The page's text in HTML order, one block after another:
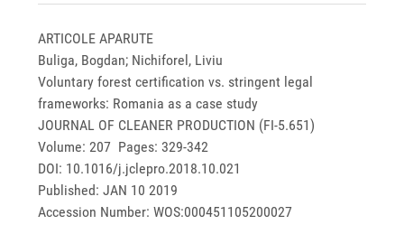
ARTICOLE APARUTE
Buliga, Bogdan; Nichiforel, Liviu
Voluntary forest certification vs. stringent legal
frameworks: Romania as a case study
JOURNAL OF CLEANER PRODUCTION (FI-5.651)
Volume: 207 Pages: 329-342
DOI: 10.1016/j.jclepro.2018.10.021
Published: JAN 10 2019
Accession Number: WOS:000451105200027